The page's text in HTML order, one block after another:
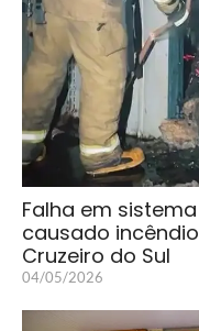
Falha em
causado
Cruzeiro do Sul
04/05/2026